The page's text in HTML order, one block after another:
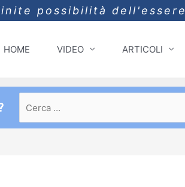
possibilità dell'essere
HOME VIDEO ARTICOLI
per: